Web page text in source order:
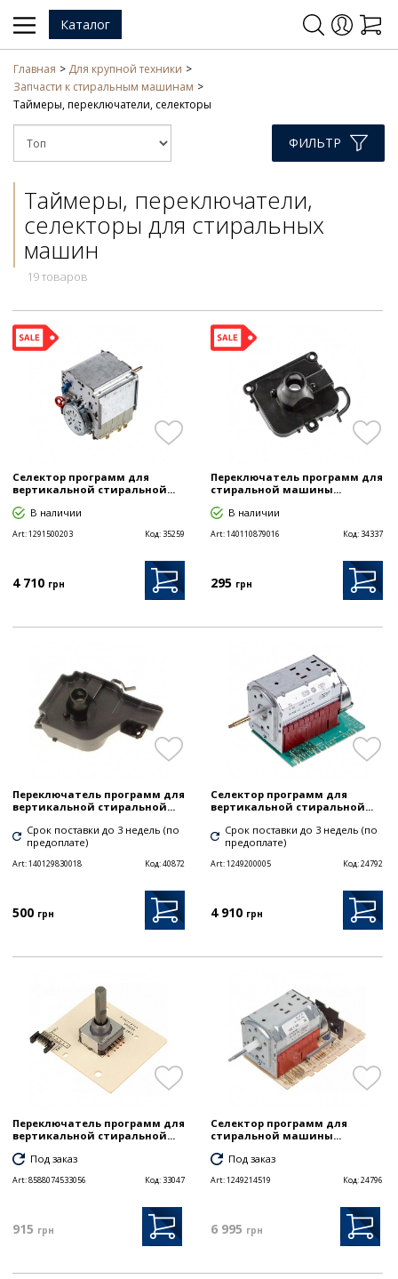
Каталог
Главная
Для крупной техники
Запчасти к стиральным машинам
Таймеры, переключатели, селекторы
ФИЛЬТР
Таймеры, переключатели,
селекторы для стиральных
машин
19 товаров
Селектор программ для
вертикальной стиральной...
В наличии
Art:1291500203 Код: 35259
4 710 грн
Переключатель программ для
стиральной машины...
В наличии
Art:140110879016 Код: 34337
295 грн
Переключатель программ для
вертикальной стиральной...
Срок поставки до 3 недель (по
предоплате)
Art:140129830018 Код:40872
500 грн
Селектор программ для
вертикальной стиральной...
Срок поставки до 3 недель (по
предоплате)
Art:1249200005 Код:24792
4 910 грн
Переключатель программ для
вертикальной стиральной...
Под заказ
Art:8588074533056 Код: 33047
915 грн
Селектор программ для
стиральной машины...
Под заказ
Art:1249214519 Код:24796
6 995 грн